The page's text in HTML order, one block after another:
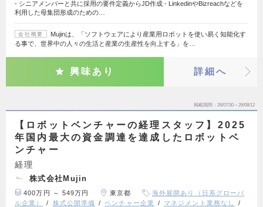
- シニアメンバーと共に採用の要件定義からJD作成 - LinkedinやBizreachなどを
利用した母集団形成のための…
会社概要
Mujinは、「ソフトウェアにより産業用ロボットを使い易く知能化す
る事で、世界中の人々の生活と産業の生産性を向上する」を…
興味あり 詳細へ
掲載期間 26/07/30～26/08/12
【ロボットベンチャーの経理スタッフ】2025
年国内最大の資金調達を達成したロボットベ
ンチャー
経理
株式会社Mujin
400万円 ～ 549万円 東京都
海外展開あり（日系グローバ
ル企業）
株式公開準備 ベンチャー企業
マネジメント業務なし